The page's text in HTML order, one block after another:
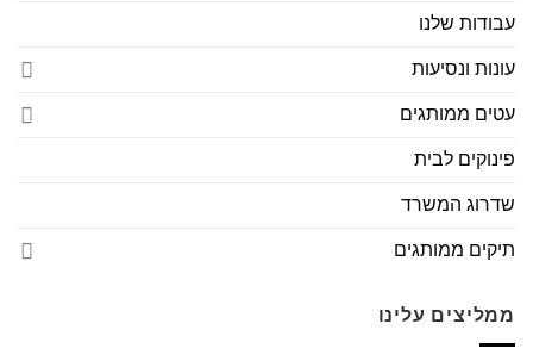
עבודות שלנו
עונות ונסיעות
עטים ממותגים
פינוקים לבית
שדרוג המשרד
תיקים ממותגים
ממליצים עלינו